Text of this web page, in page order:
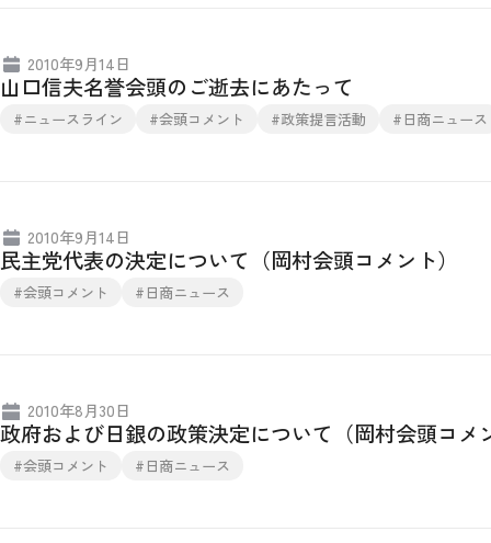
2010年9月14日
山口信夫名誉会頭のご逝去にあたって
#ニュースライン #会頭コメント #政策提言活動 #日商ニュース
2010年9月14日
民主党代表の決定について（岡村会頭コメント）
#会頭コメント #日商ニュース
2010年8月30日
政府および日銀の政策決定について（岡村会頭コメ
#会頭コメント #日商ニュース